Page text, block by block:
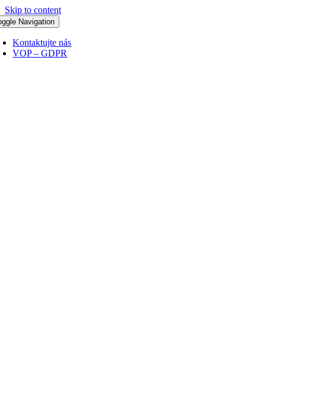
Skip to content
Navigation
Kontaktujte nás
VOP – GDPR